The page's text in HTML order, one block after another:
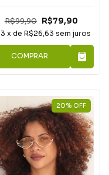
R$99,90 R$79,90
3 x deR$26,63 sem juros
COMPRAR
20% OFF